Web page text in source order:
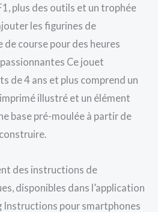
plus des outils et un trophée
les figurines de
course pour des heures
Ce jouet
de 4 ans et plus comprend un
illustré et un élément
base pré-moulée à partir de
des instructions de
disponibles dans l’application
Instructions pour smartphones